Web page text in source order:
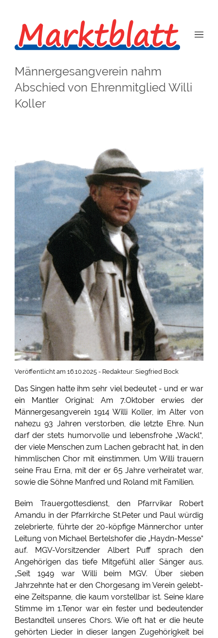
Männergesangverein nahm
Abschied von Ehrenmitglied Willi
Koller
Veröffentlicht am 16.10.2025 - Redakteur: Siegfried Bock
Das Singen hatte ihm sehr viel bedeutet - und er war
ein Mantler Original: Am 7.Oktober erwies der
Männergesangverein 1914 Willi Koller, im Alter von
nahezu 93 Jahren verstorben, die letzte Ehre. Nun
darf der stets humorvolle und lebensfrohe „Wackl“,
der viele Menschen zum Lachen gebracht hat, in den
himmlischen Chor mit einstimmen. Um Willi trauern
seine Frau Erna, mit der er 65 Jahre verheiratet war,
sowie die Söhne Manfred und Roland mit Familien.
Beim Trauergottesdienst, den Pfarrvikar Robert
Amandu in der Pfarrkirche St.Peter und Paul würdig
zelebrierte, führte der 20-köpfige Männerchor unter
Leitung von Michael Bertelshofer die „Haydn-Messe“
auf. MGV-Vorsitzender Albert Puff sprach den
Angehörigen das tiefe Mitgefühl aller Sänger aus.
„Seit 1949 war Willi beim MGV. Über sieben
Jahrzehnte hat er den Chorgesang im Verein gelebt-
eine Zeitspanne, die kaum vorstellbar ist. Seine klare
Stimme im 1.Tenor war ein fester und bedeutender
Bestandteil unseres Chors. Wie oft hat er die heute
gehörten Lieder in dieser langen Zugehörigkeit bei